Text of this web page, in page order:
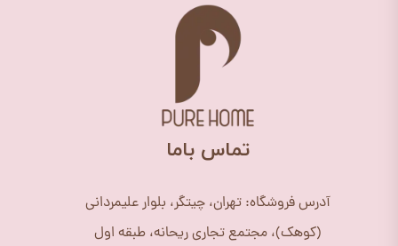
​تماس باما
آدرس فروشگاه: تهران، چیتگر، بلوار علیمردانی
(کوهک)، مجتمع تجاری ریحانه، طبقه اول